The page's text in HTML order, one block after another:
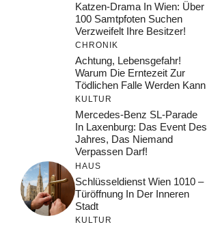
Katzen-Drama In Wien: Über
100 Samtpfoten Suchen
Verzweifelt Ihre Besitzer!
CHRONIK
Achtung, Lebensgefahr!
Warum Die Erntezeit Zur
Tödlichen Falle Werden Kann
KULTUR
Mercedes-Benz SL-Parade
In Laxenburg: Das Event Des
Jahres, Das Niemand
Verpassen Darf!
HAUS
Schlüsseldienst Wien 1010 –
Türöffnung In Der Inneren
Stadt
KULTUR